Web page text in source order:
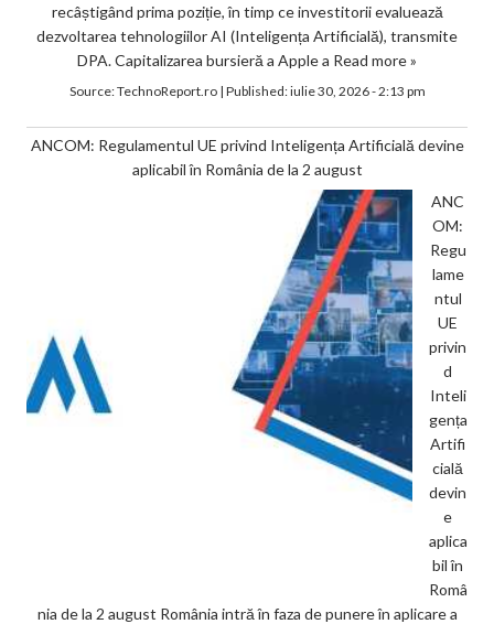
recâștigând prima poziție, în timp ce investitorii evaluează
dezvoltarea tehnologiilor AI (Inteligența Artificială), transmite
DPA. Capitalizarea bursieră a Apple a Read more »
Source:TechnoReport.ro| Published:iulie 30, 2026 - 2:13 pm
ANCOM: Regulamentul UE privind Inteligența Artificială devine
aplicabil în România de la 2 august
ANC
OM:
Regu
lame
ntul
UE
privin
d
Inteli
gența
Artifi
cială
devin
e
aplica
bil în
Româ
nia de la 2 august România intră în faza de punere în aplicare a